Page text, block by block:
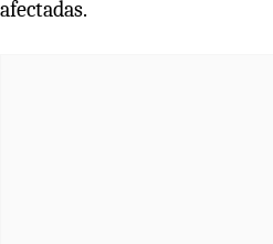
afectadas.